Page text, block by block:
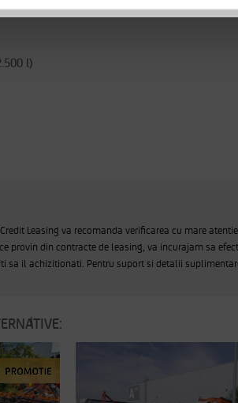
l)
Leasing va recomanda verificarea cu mare
provin din contracte de leasing, va incurajam sa
sa il achizitionati. Pentru suport si detalii